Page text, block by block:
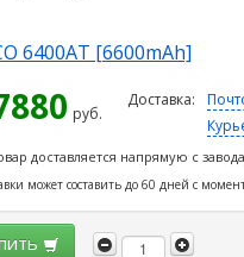
6400AT [6600mAh]
руб.
Доставка:
доставляется напрямую с
может составить до 60 дней с